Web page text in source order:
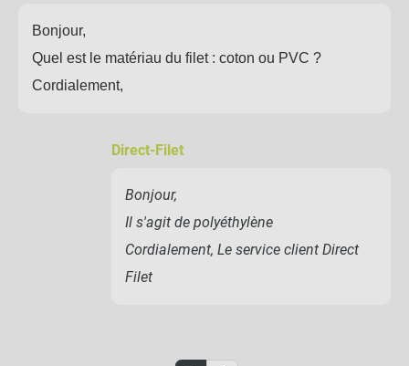
Bonjour,
Quel est le matériau du filet : coton ou PVC ?
Cordialement,
Direct-Filet
Bonjour,
Il s'agit de polyéthylène
Cordialement, Le service client Direct
Filet